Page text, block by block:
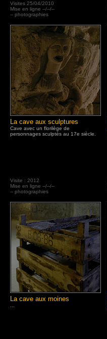
La cave aux sculptures
Cave avec un florilège de
personnages sculptés au 17e siècle.
Visites 25/04/2010
Mise en ligne --/--/--
-- photographies
La cave aux moines
Visite : 2012
Mise en ligne --/--/--
-- photographies